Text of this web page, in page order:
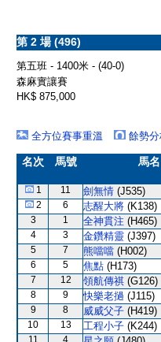
第 2 場 (496)
第五班 - 1400米 - (40-0)
森麻實讓賽
HK$ 875,000
全方位賽事重溫
餘勢
名次 馬號 馬名
1 11 劍無情 (J535)
2 6 志醒大將 (K138)
3 1 全神貫注 (H465)
4 3 金鑽精靈 (J397)
5 7 熊噹噹 (H002)
6 5 焦點 (H173)
7 12 領航傳祺 (G126)
8 9 快樂老撾 (J115)
9 8 威威父子 (H419)
10 13 工程小子 (K244)
11 4